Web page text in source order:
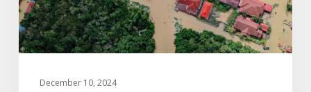
December 10, 2024